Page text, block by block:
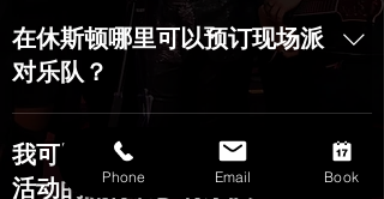
休斯顿乐团是休斯顿最受欢迎的现场婚礼
乐队。休斯顿乐团提供丰富的音乐风格和
演出选择，以满足不同的婚礼氛围和喜
www.houstonensemble.com ，点击“预
订”，告诉我们您的活动愿景，我们将为您
打造完美的现场体验。
在休斯顿哪里可以预订现场派
对乐队？
如果您想在休斯顿预订一支现场派对乐
队，请访问休斯顿乐团网站预订。点击“预
订”，告诉我们您的活动愿景，我们将帮您
我可以在哪里找到参加休斯顿
活动的流行和乡村乐队？
Phone Email Book